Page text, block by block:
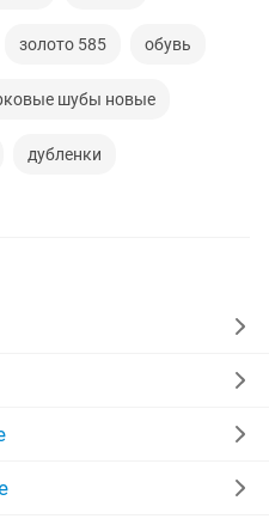
золото 585 обувь
шубы новые
дубленки
платье